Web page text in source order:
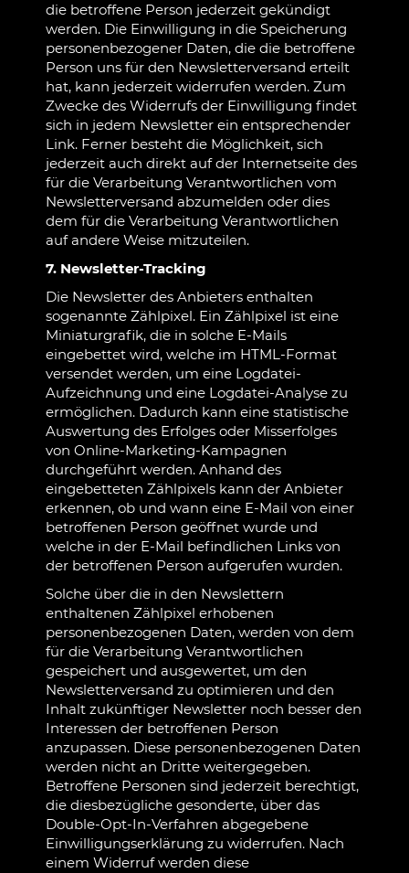
die betroffene Person jederzeit gekündigt
werden. Die Einwilligung in die Speicherung
personenbezogener Daten, die die betroffene
Person uns für den Newsletterversand erteilt
hat, kann jederzeit widerrufen werden. Zum
Zwecke des Widerrufs der Einwilligung findet
sich in jedem Newsletter ein entsprechender
Link. Ferner besteht die Möglichkeit, sich
jederzeit auch direkt auf der Internetseite des
für die Verarbeitung Verantwortlichen vom
Newsletterversand abzumelden oder dies
dem für die Verarbeitung Verantwortlichen
auf andere Weise mitzuteilen.
7. Newsletter-Tracking
Die Newsletter des Anbieters enthalten
sogenannte Zählpixel. Ein Zählpixel ist eine
Miniaturgrafik, die in solche E-Mails
eingebettet wird, welche im HTML-Format
versendet werden, um eine Logdatei-
Aufzeichnung und eine Logdatei-Analyse zu
ermöglichen. Dadurch kann eine statistische
Auswertung des Erfolges oder Misserfolges
von Online-Marketing-Kampagnen
durchgeführt werden. Anhand des
eingebetteten Zählpixels kann der Anbieter
erkennen, ob und wann eine E-Mail von einer
betroffenen Person geöffnet wurde und
welche in der E-Mail befindlichen Links von
der betroffenen Person aufgerufen wurden.
Solche über die in den Newslettern
enthaltenen Zählpixel erhobenen
personenbezogenen Daten, werden von dem
für die Verarbeitung Verantwortlichen
gespeichert und ausgewertet, um den
Newsletterversand zu optimieren und den
Inhalt zukünftiger Newsletter noch besser den
Interessen der betroffenen Person
anzupassen. Diese personenbezogenen Daten
werden nicht an Dritte weitergegeben.
Betroffene Personen sind jederzeit berechtigt,
die diesbezügliche gesonderte, über das
Double-Opt-In-Verfahren abgegebene
Einwilligungserklärung zu widerrufen. Nach
einem Widerruf werden diese